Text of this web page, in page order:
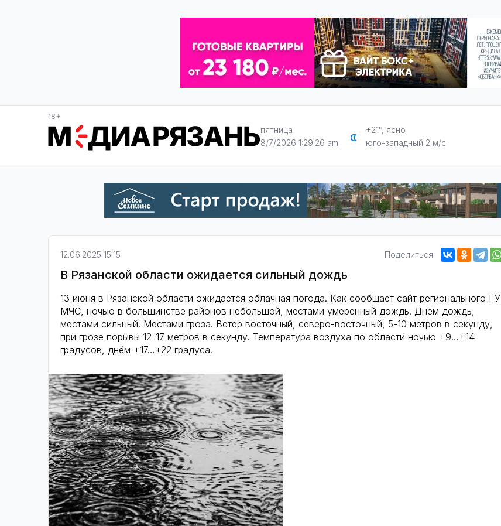
18+
пятница
8/7/2026 1:29:27 am
+21°, ясно
юго-западный 2 м/с
12.06.2025 15:15 Поделиться:
В Рязанской области ожидается сильный дождь
13 июня в Рязанской области ожидается облачная погода. Как сообщает сайт регионального ГУ
МЧС, ночью в большинстве районов небольшой, местами умеренный дождь. Днём дождь,
местами сильный. Местами гроза. Ветер восточный, северо-восточный, 5-10 метров в секунду,
при грозе порывы 12-17 метров в секунду. Температура воздуха по области ночью +9…+14
градусов, днём +17…+22 градуса.